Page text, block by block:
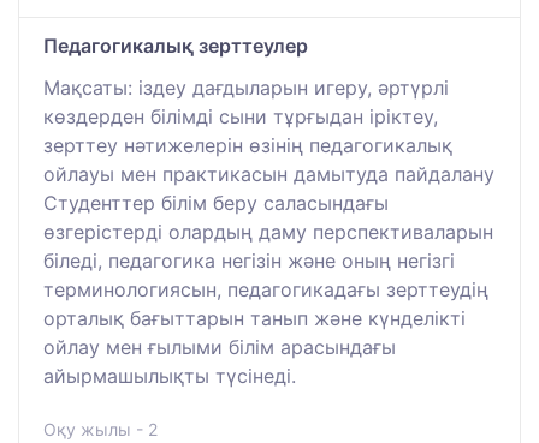
Педагогикалық зерттеулер
Мақсаты: іздеу дағдыларын игеру, әртүрлі
көздерден білімді сыни тұрғыдан іріктеу,
зерттеу нәтижелерін өзінің педагогикалық
ойлауы мен практикасын дамытуда пайдалану
Студенттер білім беру саласындағы
өзгерістерді олардың даму перспективаларын
біледі, педагогика негізін және оның негізгі
терминологиясын, педагогикадағы зерттеудің
орталық бағыттарын танып және күнделікті
ойлау мен ғылыми білім арасындағы
айырмашылықты түсінеді.
Оқу жылы - 2